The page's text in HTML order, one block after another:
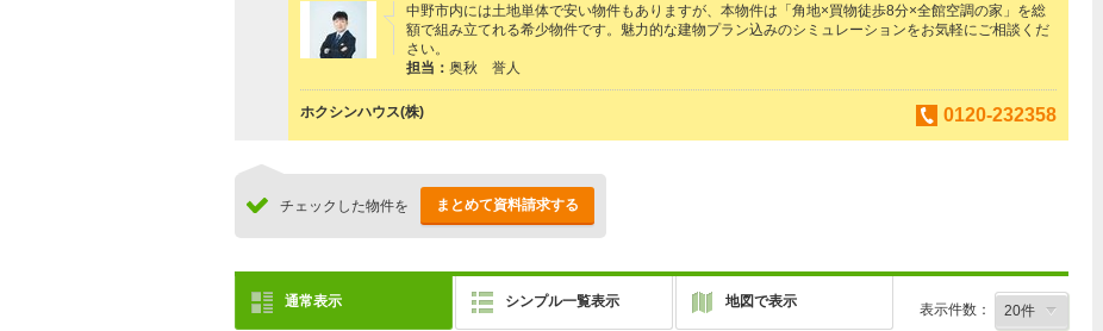
中野市内には土地単体で安い物件もありますが、本物件は「角地×買物徒歩8分×全館空調の家」を総
額で組み立てれる希少物件です。魅力的な建物プラン込みのシミュレーションをお気軽にご相談くだ
さい。
担当： 奥秋 誉人
ホクシンハウス(株) 0120-232358
チェックした物件を まとめて資料請求する
通常表示 シンプル一覧表示 地図で表示 表示件数：